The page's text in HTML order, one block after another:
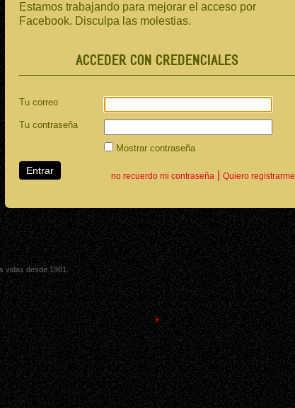
Estamos trabajando para mejorar el acceso por
Facebook. Disculpa las molestias.
ACCEDER CON CREDENCIALES
Tu correo
Tu contraseña
Mostrar contraseña
no recuerdo mi contraseña Quiero registrarme
vidas desde 1981.
*